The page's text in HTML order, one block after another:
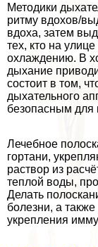
Методики
ритму вдохов/
вдоха, затем
тех, кто на
охлаждению. В
дыхание
состоит в том,
дыхательного
безопасным для
Лечебное
гортани,
раствор из
теплой воды,
Делать
болезни, а
укрепления